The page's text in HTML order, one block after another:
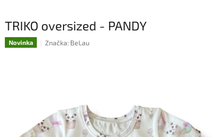
TRIKO oversized - PANDY
Novinka Značka: BeLau